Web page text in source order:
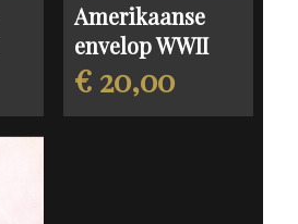
Amerikaanse
envelop WWII
€ 20,00